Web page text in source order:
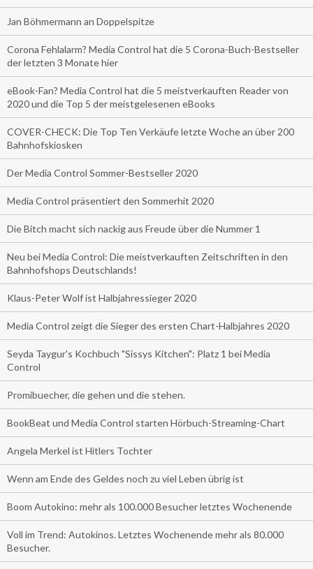
Jan Böhmermann an Doppelspitze
Corona Fehlalarm? Media Control hat die 5 Corona-Buch-Bestseller
der letzten 3 Monate hier
eBook-Fan? Media Control hat die 5 meistverkauften Reader von
2020 und die Top 5 der meistgelesenen eBooks
COVER-CHECK: Die Top Ten Verkäufe letzte Woche an über 200
Bahnhofskiosken
Der Media Control Sommer-Bestseller 2020
Media Control präsentiert den Sommerhit 2020
Die Bitch macht sich nackig aus Freude über die Nummer 1
Neu bei Media Control: Die meistverkauften Zeitschriften in den
Bahnhofshops Deutschlands!
Klaus-Peter Wolf ist Halbjahressieger 2020
Media Control zeigt die Sieger des ersten Chart-Halbjahres 2020
Seyda Taygur's Kochbuch "Sissys Kitchen": Platz 1 bei Media
Control
Promibuecher, die gehen und die stehen.
BookBeat und Media Control starten Hörbuch-Streaming-Chart
Angela Merkel ist Hitlers Tochter
Wenn am Ende des Geldes noch zu viel Leben übrig ist
Boom Autokino: mehr als 100.000 Besucher letztes Wochenende
Voll im Trend: Autokinos. Letztes Wochenende mehr als 80.000
Besucher.